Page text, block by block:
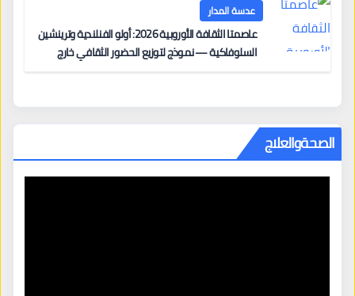
عدسة المدار
عاصمتا الثقافة الأوروبية 2026: أولو الفنلندية وترينشين
السلوفاكية — نموذج لتوزيع الحضور الثقافي خارج
الصحةوالعلاج